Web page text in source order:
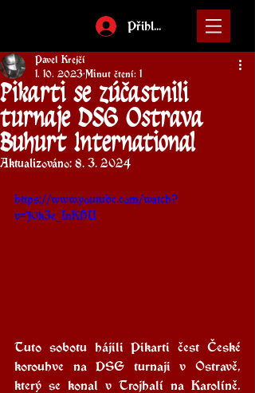
Přihlásit
Pikarti se zúčastnili
turnaje DSG Ostrava
Buhurt International
Pavel Krejčí
1. 10. 2023 Minut čtení: 1
Aktualizováno: 8. 3. 2024
https://www.youtube.com/watch?
v=J0k3e_InKHU
Tuto sobotu hájili Pikarti čest České
korouhve na DSG turnaji v Ostravě,
který se konal v Trojhalí na Karolíně.